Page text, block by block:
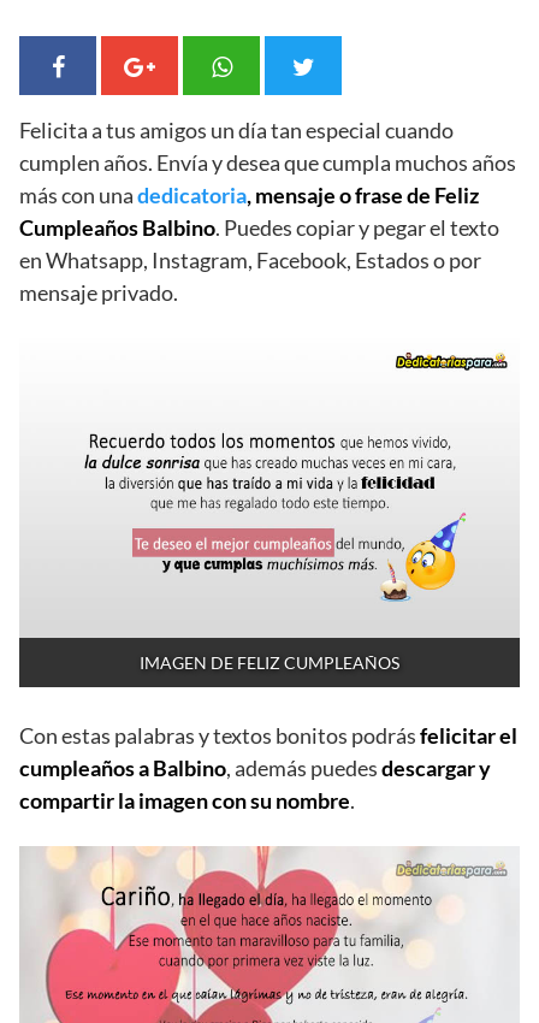
Felicita a tus amigos un día tan especial cuando
cumplen años. Envía y desea que cumpla muchos años
más con unadedicatoria, mensaje o frase de Feliz
Cumpleaños Balbino. Puedes copiar y pegar el texto
en Whatsapp, Instagram, Facebook, Estados o por
mensaje privado.
IMAGEN DE FELIZ CUMPLEAÑOS
Con estas palabras y textos bonitos podrásfelicitar el
cumpleaños a Balbino, además puedesdescargar y
compartir la imagen con su nombre.